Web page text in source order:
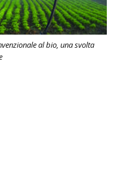
al bio, una svolta